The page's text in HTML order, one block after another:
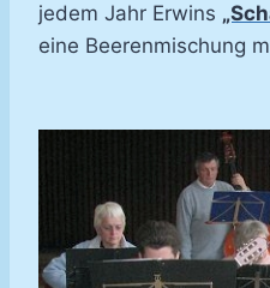
jedem Jahr Erwins
eine Beerenmischung